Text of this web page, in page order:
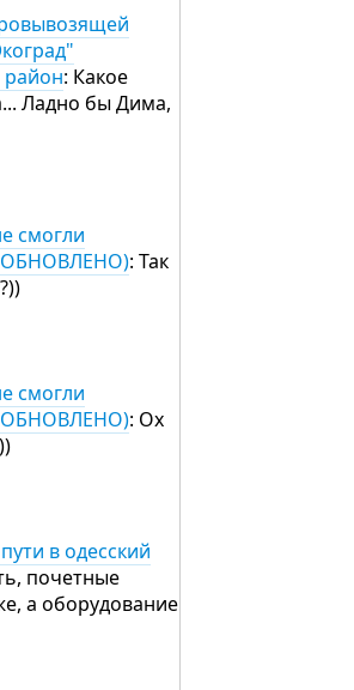
: Какое
Ладно бы Дима,
смогли
(ОБНОВЛЕНО): Так
смогли
(ОБНОВЛЕНО): Ох
в одесский
почетные
а оборудование